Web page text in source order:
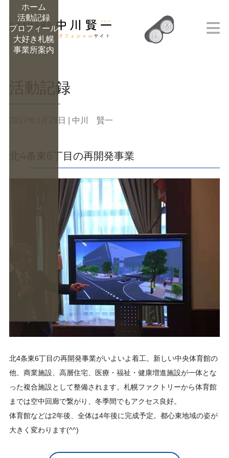
M
L
ホーム
活動記録
プロフィール
大好き札幌
事業所案内
活動記録
2017年3月25日 | 中川 賢一
北4条東6丁目の再開発事業
北4条東6丁目の再開発事業がいよいよ着工。新しい中央体育館の
他、商業施設、高層住宅、医療・福祉・健康増進施設が一体とな
った複合施設として整備されます。札幌ファクトリーから体育館
までは空中回廊で繋がり、冬季間でもアクセス良好。
体育館などは2年後、全体は4年後に完成予定。都心東地域の姿が
大きく変わります(^^)